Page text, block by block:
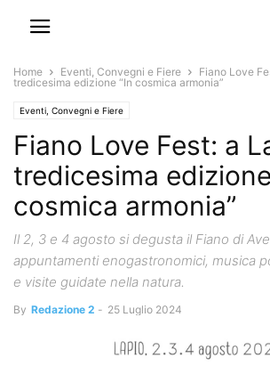
Home Eventi, Convegni e Fiere
Fiano Love
tredicesima edizione “In cosmica armonia”
Eventi, Convegni e Fiere
Fiano Love Fest: a
tredicesima
cosmica armonia”
Il 2, 3 e 4 agosto si degusta il Fiano di
appuntamenti enogastronomici, musica
e visite guidate nella natura.
By Redazione 2 - 25 Luglio 2024